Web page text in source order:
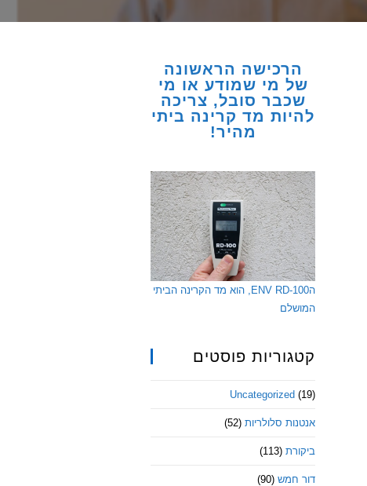
הרכישה הראשונה
של מי שמודע או מי
שכבר סובל, צריכה
להיות מד קרינה ביתי
מהיר!
הENV RD-100, הוא מד הקרינה הביתי
המושלם
קטגוריות פוסטים
Uncategorized (19)
אנטנות סלולריות (52)
ביקורת (113)
דור חמש (90)